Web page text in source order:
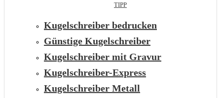
TIPP
Kugelschreiber bedrucken
Günstige Kugelschreiber
Kugelschreiber mit Gravur
Kugelschreiber-Express
Kugelschreiber Metall